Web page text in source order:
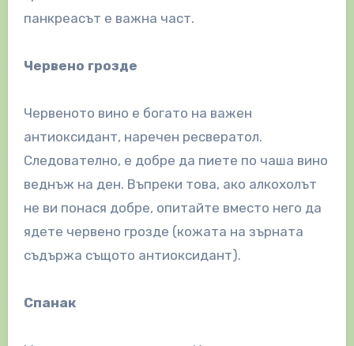
панкреасът е важна част.
Червено грозде
Червеното вино е богато на важен
антиоксидант, наречен ресвератол.
Следователно, е добре да пиете по чаша вино
веднъж на ден. Въпреки това, ако алкохолът
не ви понася добре, опитайте вместо него да
ядете червено грозде (кожата на зърната
съдържа същото антиоксидант).
Спанак